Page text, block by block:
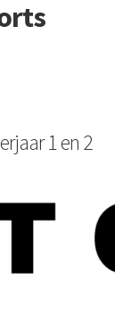
1 en 2